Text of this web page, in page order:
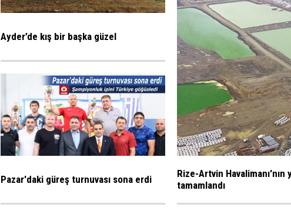
Rize-Artvin Havalimanı'nın
tamamlandı
Ayder’de kış bir başka güzel
Pazar'daki güreş turnuvası sona erdi